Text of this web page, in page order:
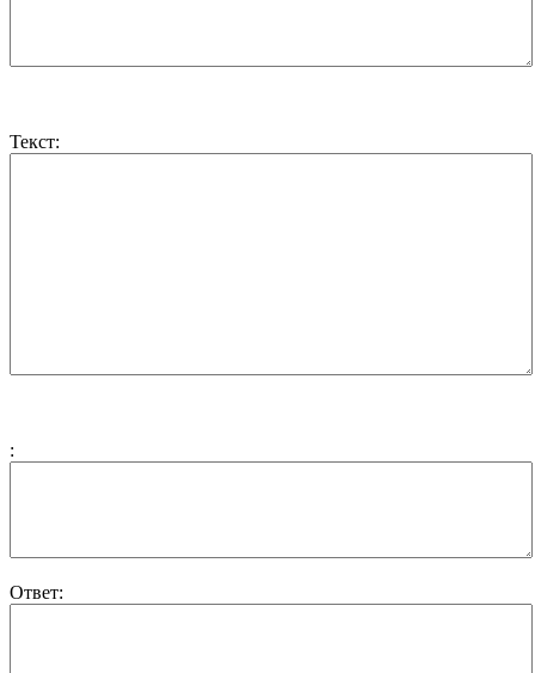
Текст:
:
Ответ: